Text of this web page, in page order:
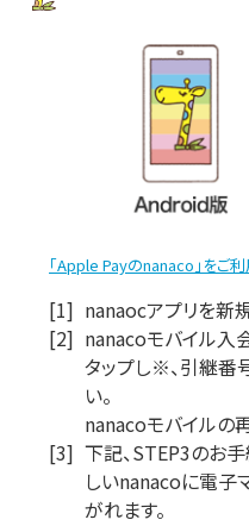
「Apple Payのnanaco」をご
[1] nanaocアプリを新
[2] nanacoモバイル入
タップし※、引継番
い。
nanacoモバイルの
[3] 下記、STEP3のお手
しいnanacoに電子
がれます。